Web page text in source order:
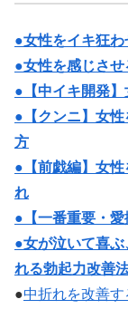
●女性をイキ狂わ
●女性を感じさ
●【中イキ開発
●【クンニ】女
方
●【前戯編】女
れ
●【一番重要・
●女が泣いて喜
れる勃起力改善
●中折れを改善